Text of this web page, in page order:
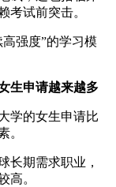
考试前突击。
强度”的学习模
生申请越来越多
学的女生申请比
。
期需求职业，
高。